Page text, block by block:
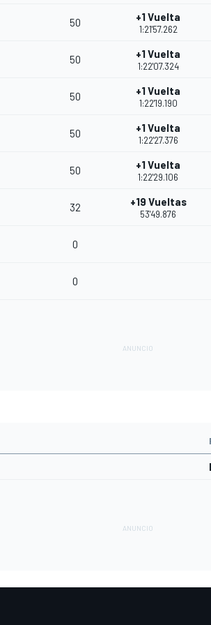
50 +1 Vuelta
1:21'57.262
50 +1 Vuelta
1:22'07.324
50 +1 Vuelta
1:22'19.190
50 +1 Vuelta
1:22'27.376
50 +1 Vuelta
1:22'29.106
32 +19 Vueltas
53'49.876
0
0